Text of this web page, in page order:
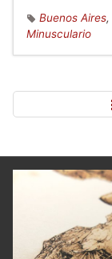
Buenos Aires,
Minusculario